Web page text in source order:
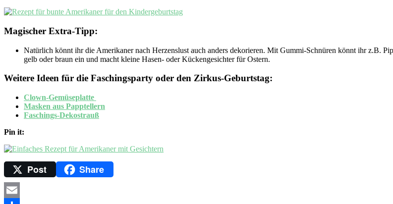
Magischer Extra-Tipp:
Natürlich könnt ihr die Amerikaner nach Herzenslust auch anders dekorieren. Mit Gummi-Schnüren könnt ihr z.B.
gelb oder braun ein und macht kleine Hasen- oder Kückengesichter für Ostern.
Weitere Ideen für die Faschingsparty oder den Zirkus-Geburtstag:
Clown-Gemüseplatte
Masken aus Papptellern
Faschings-Dekostrauß
Pin it:
Post Share